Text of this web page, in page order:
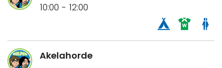
10:00 - 12:00
Akelahorde